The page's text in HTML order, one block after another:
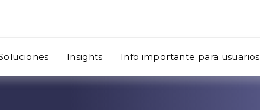
Insights Info importante para usuarios